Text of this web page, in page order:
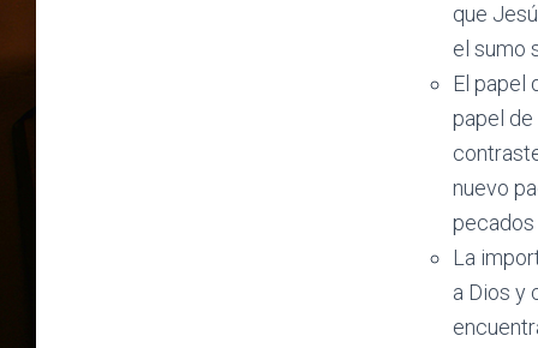
que
el sumo
El papel
papel
nuevo
pecados
La
a Dios y